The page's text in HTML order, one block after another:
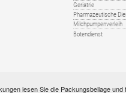
Geriatrie
Pharmazeutische
Milchpumpenverleih
Botendienst
lesen Sie die Packungsbeilage